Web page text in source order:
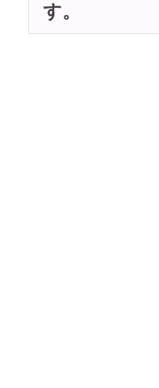
す。